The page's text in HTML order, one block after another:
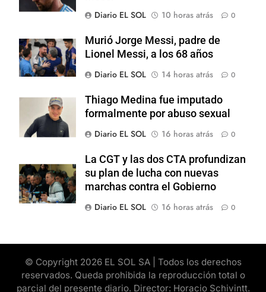
Diario EL SOL
10 horas atrás 0
Murió Jorge Messi, padre de
Lionel Messi, a los 68 años
Diario EL SOL
14 horas atrás 0
Thiago Medina fue imputado
formalmente por abuso sexual
Diario EL SOL
16 horas atrás 0
La CGT y las dos CTA profundizan
su plan de lucha con nuevas
marchas contra el Gobierno
Diario EL SOL
16 horas atrás 0
© Copyright 2026 EL SOL SA | Todos los derechos
reservados. Queda prohibida la reproducción total o
parcial del presente diario. Director: Horacio Schivintt.